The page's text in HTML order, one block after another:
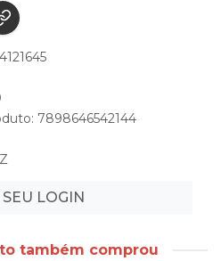
7898646542144
SEU LOGIN
também comprou